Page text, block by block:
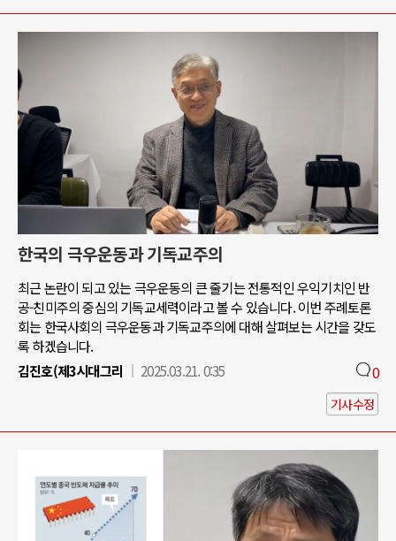
한국의 극우운동과 기독교주의
최근 논란이 되고 있는 극우운동의 큰 줄기는 전통적인 우익기치인 반
공-친미주의 중심의 기독교세력이라고 볼 수 있습니다. 이번 주례토론
회는 한국사회의 극우운동과 기독교주의에 대해 살펴보는 시간을 갖도
록 하겠습니다.
김진호(제3시대그리
2025.03.21. 0:35 0
기사수정